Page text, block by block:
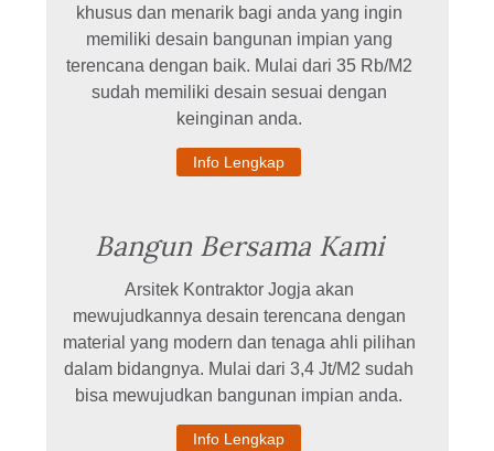
khusus dan menarik bagi anda yang ingin
memiliki desain bangunan impian yang
terencana dengan baik. Mulai dari 35 Rb/M2
sudah memiliki desain sesuai dengan
keinginan anda.
Info Lengkap
Bangun Bersama Kami
Arsitek Kontraktor Jogja akan
mewujudkannya desain terencana dengan
material yang modern dan tenaga ahli pilihan
dalam bidangnya. Mulai dari 3,4 Jt/M2 sudah
bisa mewujudkan bangunan impian anda.
Info Lengkap